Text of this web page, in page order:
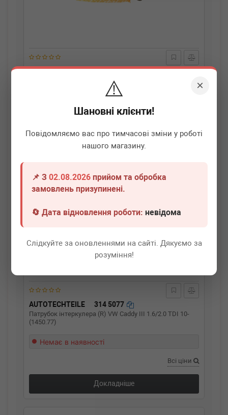
×
⚠️
Шановні клієнти!
Повідомляємо вас про тимчасові зміни у роботі
нашого магазину.
📌 З02.08.2026 прийом та обробка
замовлень призупинені.
🔄 Дата відновлення роботи:невідома
Слідкуйте за оновленнями на сайті. Дякуємо за
розуміння!
AUTOTECHTEILE 508 0248
Патрубок інтеркулера Renault Kangoo 1.5 dCi 08-
Немає в наявності
Докладніше
AUTOTECHTEILE 314 5077
Патрубок інтеркулера (R) VW Caddy III 1.6/2.0 TDI 10-
(1450.77)
Немає в наявності
Всі ціни
Докладніше